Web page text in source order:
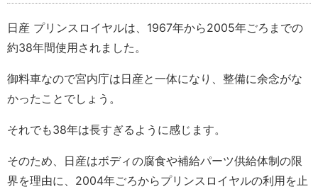
日産 プリンスロイヤルは、1967年から2005年ごろまでの
約38年間使用されました。
御料車なので宮内庁は日産と一体になり、整備に余念がな
かったことでしょう。
それでも38年は長すぎるように感じます。
そのため、日産はボディの腐食や補給パーツ供給体制の限
界を理由に、2004年ごろからプリンスロイヤルの利用を止